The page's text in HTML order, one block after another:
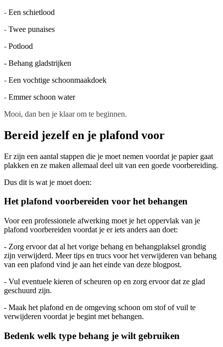
- Een schietlood
- Twee punaises
- Potlood
- Behang gladstrijken
- Een vochtige schoonmaakdoek
- Emmer schoon water
Mooi, dan ben je klaar om te beginnen.
Bereid jezelf en je plafond voor
Er zijn een aantal stappen die je moet nemen voordat je papier gaat
plakken en ze maken allemaal deel uit van een goede voorbereiding.
Dus dit is wat je moet doen:
Het plafond voorbereiden voor het behangen
Voor een professionele afwerking moet je het oppervlak van je
plafond voorbereiden voordat je er iets anders aan doet:
- Zorg ervoor dat al het vorige behang en behangplaksel grondig
zijn verwijderd. Meer tips en trucs voor het verwijderen van behang
van een plafond vind je aan het einde van deze blogpost.
- Vul eventuele kieren of scheuren op en zorg ervoor dat ze glad
geschuurd zijn.
- Maak het plafond en de omgeving schoon om stof of vuil te
verwijderen voordat je begint met behangen.
Bedenk welk type behang je wilt gebruiken